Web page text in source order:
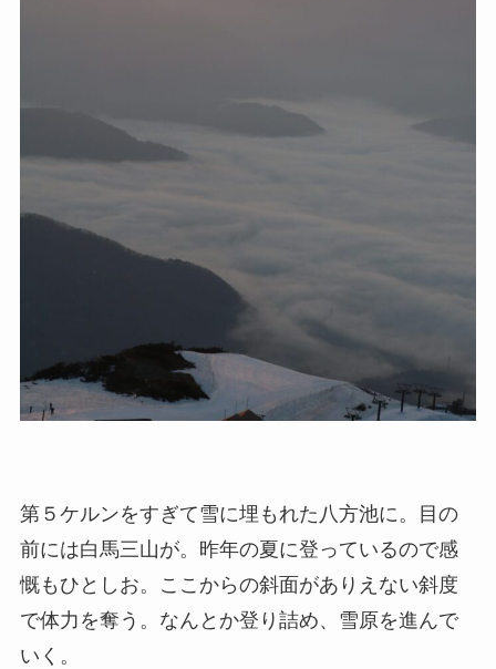
第５ケルンをすぎて雪に埋もれた八方池に。目の
前には白馬三山が。昨年の夏に登っているので感
慨もひとしお。ここからの斜面がありえない斜度
で体力を奪う。なんとか登り詰め、雪原を進んで
いく。